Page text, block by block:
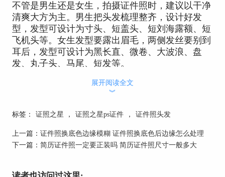
不管是男生还是女生，拍摄证件照时，建议以干净
清爽大方为主。男生把头发梳理整齐，设计好发
型，发型可设计为寸头、短盖头、短刘海露额、短
飞机头等。女生发型要露出眉毛，两侧发丝要别到
耳后，发型可设计为黑长直、微卷、大波浪、盘
发、丸子头、马尾、短发等。
具体的发型可以根据自己日常发型而定，或者请发
型师为自己专门设计一款好看的发型都可以的。
展开阅读全文
︾
标签： 证照之星 ， 证照之星ps证件 ， 证件照头发
上一篇： 证件照换底色边缘模糊 证件照换底色后边缘怎么处理
下一篇： 简历证件照一定要正装吗 简历证件照尺寸一般多大